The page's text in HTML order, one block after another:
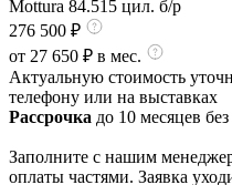
Mottura 84.515 цил. б/р
276 500 ₽
от 27 650 ₽ в мес.
Актуальную стоимость
телефону или на выставках
Рассрочка до 10 месяцев
Заполните с нашим
оплаты частями. Заявка